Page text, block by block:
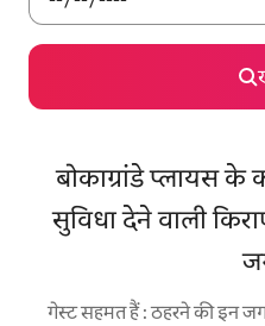
बोकाग्रांडे प्लायस
सुविधा देने वाली
गेस्ट सहमत हैं : ठहरने की इन